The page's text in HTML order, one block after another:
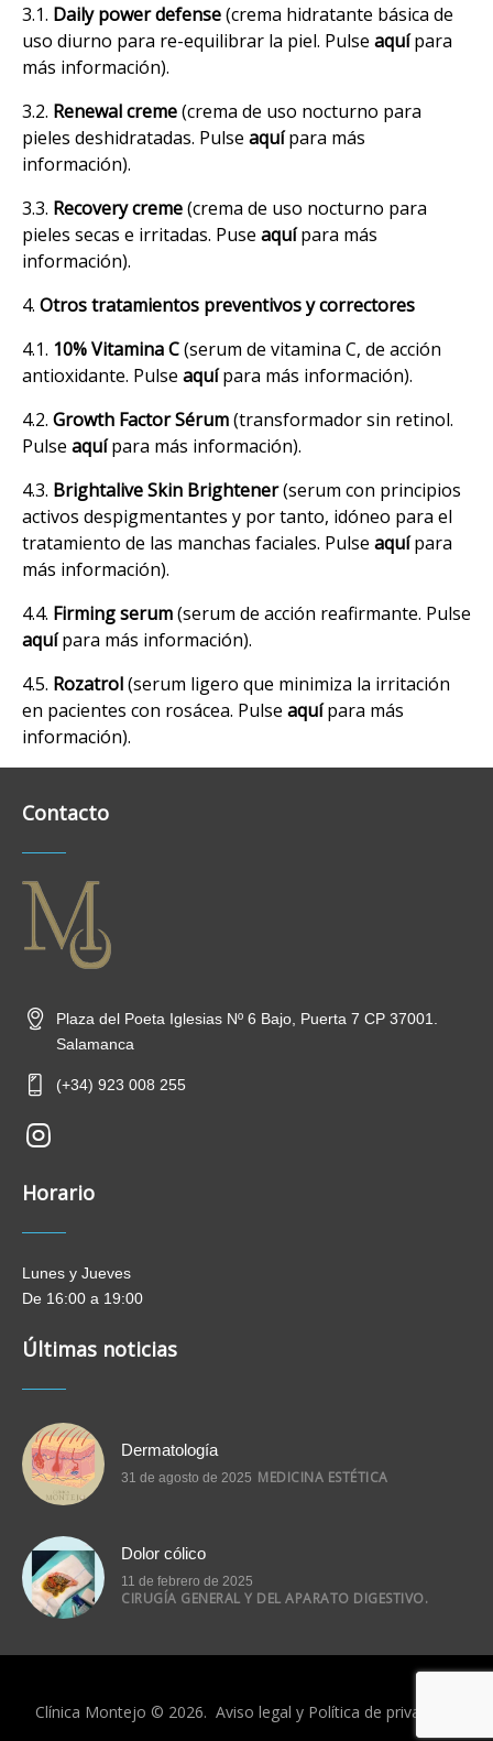
3.1. Daily power defense(crema hidratante básica de
uso diurno para re-equilibrar la piel. Pulse aquípara
más información).
3.2. Renewal creme(crema de uso nocturno para
pieles deshidratadas. Pulse aquípara más
información).
3.3. Recovery creme(crema de uso nocturno para
pieles secas e irritadas. Puse aquípara más
información).
4. Otros tratamientos preventivos y correctores
4.1. 10%Vitamina C(serum de vitamina C, de acción
antioxidante. Pulse aquípara más información).
4.2. Growth Factor Sérum(transformador sin retinol.
Pulse aquípara más información).
4.3. BrightaliveSkin Brightener(serum con principios
activos despigmentantes y por tanto, idóneo para el
tratamiento de las manchas faciales. Pulse aquípara
más información).
4.4. Firming serum(serum de acción reafirmante. Pulse
aquípara más información).
4.5. Rozatrol(serum ligero que minimiza la irritación
en pacientes con rosácea. Pulse aquípara más
información).
Contacto
Plaza del Poeta Iglesias Nº 6 Bajo, Puerta 7 CP 37001.
Salamanca
(+34) 923 008 255
new-
insta
Horario
Lunes y Jueves
De 16:00 a 19:00
Últimas noticias
MEDICINA ESTÉTICA
31 de agosto de 2025
Dermatología
CIRUGÍA GENERAL Y DEL APARATO DIGESTIVO.
11 de febrero de 2025
Dolor cólico
Clínica Montejo © 2026. Aviso legal y Política de privacidad